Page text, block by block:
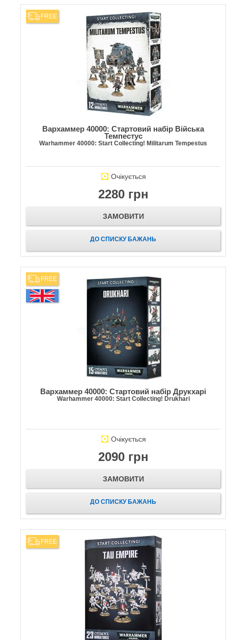
FREE
Вархаммер 40000: Стартовий набір Війська
Темпестус
Warhammer 40000: Start Collecting! Militarum Tempestus
Очікується
2280 грн
ЗАМОВИТИ
ДО СПИСКУ БАЖАНЬ
FREE
Вархаммер 40000: Стартовий набір Друкхарі
Warhammer 40000: Start Collecting! Drukhari
Очікується
2090 грн
ЗАМОВИТИ
ДО СПИСКУ БАЖАНЬ
FREE